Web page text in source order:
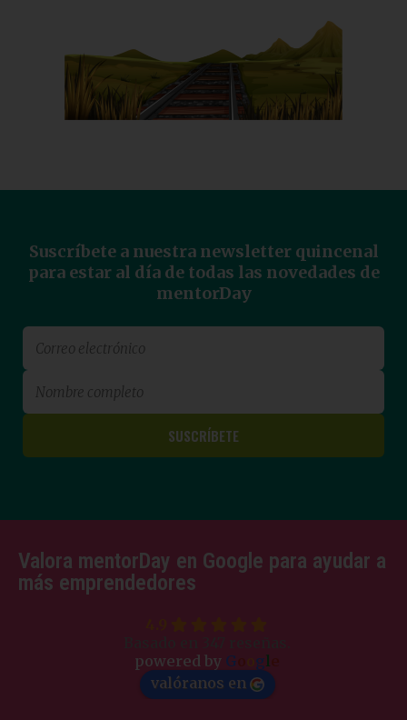
Suscríbete a nuestra newsletter quincenal
para estar al día de todas las novedades de
mentorDay
Valora mentorDay en Google para ayudar a
más emprendedores
powered by G gl
valóranos en